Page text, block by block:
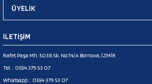
ÜYELİK
İLETİŞİM
Rafet Paşa Mh. 5038 Sk. No:14/A Bornova, İZMİR
Tel. : 0554 379 53 07
Whatsapp. : 0554 379 53 07